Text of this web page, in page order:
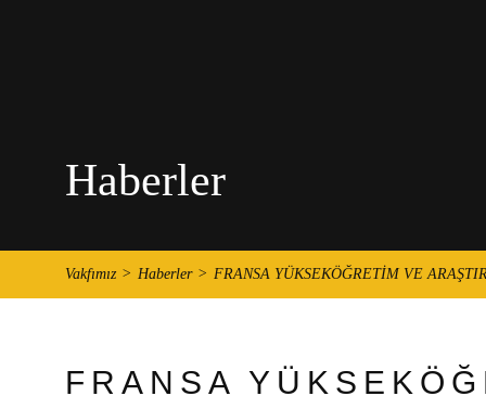
Haberler
Vakfımız Haberler FRANSA YÜKSEKÖĞRETİM VE
FRANSA